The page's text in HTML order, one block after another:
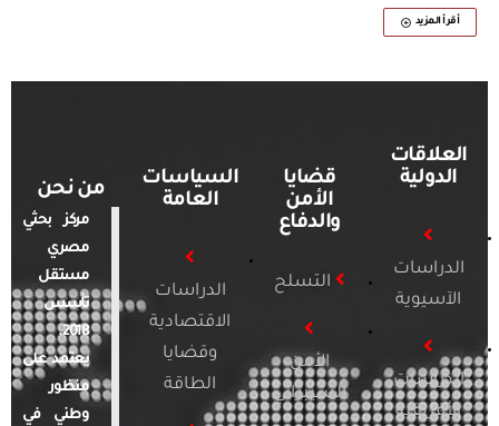
أقرأ المزيد
العلاقات
الدولية
الدراسات
الآسيوية
الدراسات
الأفريقية
قضايا
الأمن
والدفاع
التسلح
الأمن
السيبراني
السياسات
العامة
الدراسات
الاقتصادية
وقضايا
الطاقة
من نحن
مركز بحثي
مصري
مستقل
تأسس
2018.
يعتمد على
منظور
وطني في